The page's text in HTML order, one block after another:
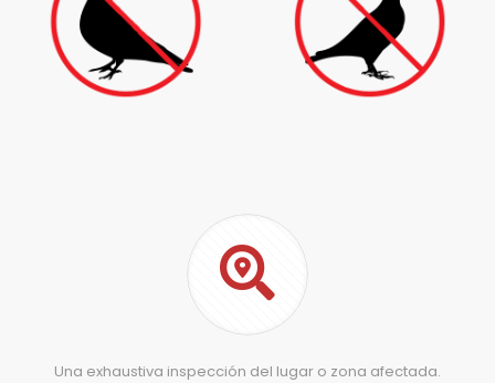
Una exhaustiva inspección del lugar o zona afectada.